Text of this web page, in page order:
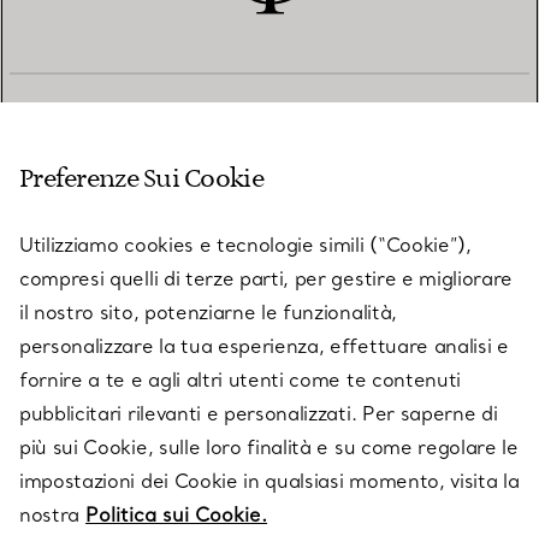
SU TIFFANY & CO.
LEGALE
SEGUICI
Preferenze Sui Cookie
Utilizziamo cookies e tecnologie simili (“Cookie”),
compresi quelli di terze parti, per gestire e migliorare
il nostro sito, potenziarne le funzionalità,
personalizzare la tua esperienza, effettuare analisi e
fornire a te e agli altri utenti come te contenuti
pubblicitari rilevanti e personalizzati. Per saperne di
più sui Cookie, sulle loro finalità e su come regolare le
impostazioni dei Cookie in qualsiasi momento, visita la
nostra Politica sui Cookie.